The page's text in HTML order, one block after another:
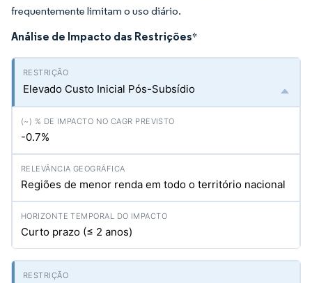
frequentemente limitam o uso diário.
Análise de Impacto das Restrições*
Elevado Custo Inicial Pós-Subsídio
-0.7%
Regiões de menor renda em todo o território nacional
Curto prazo (≤ 2 anos)